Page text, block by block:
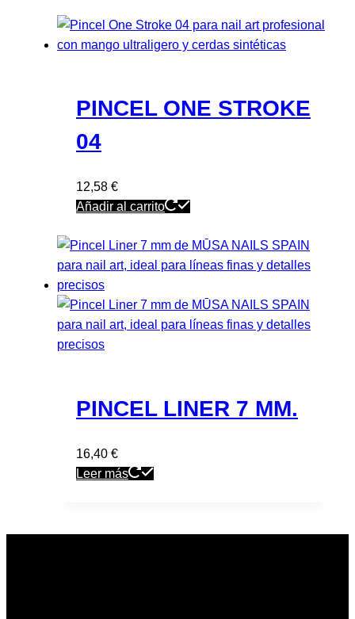
PINCEL ONE STROKE
04
12,58 €
Añadir al carrito
PINCEL LINER 7 MM.
16,40 €
Leer más